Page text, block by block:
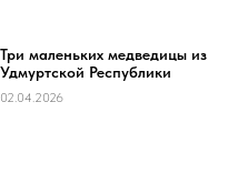
Три маленьких медведицы из
Удмуртской Республики
02.04.2026